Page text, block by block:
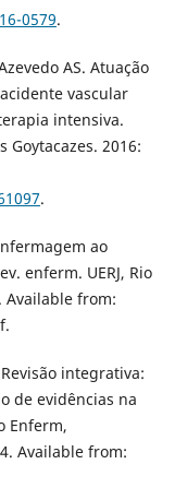
0579.
AS. Atuação
vascular
intensiva.
Goytacazes. 2016:
.
ao
enferm. UERJ, Rio
Available from:
Revisão integrativa:
de evidências na
Enferm,
Available from: